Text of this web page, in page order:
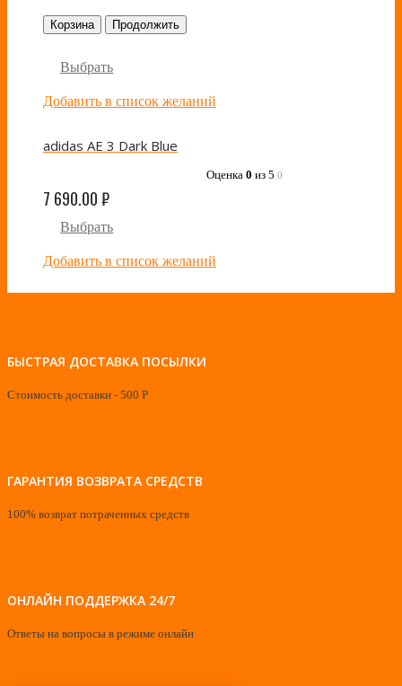
Корзина Продолжить
Выбрать
Добавить в список желаний
adidas AE 3 Dark Blue
Оценка 0 из 5 0
7 690.00₽
Выбрать
Добавить в список желаний
БЫСТРАЯ ДОСТАВКА ПОСЫЛКИ
Стоимость доставки - 500 Р
ГАРАНТИЯ ВОЗВРАТА СРЕДСТВ
100% возврат потраченных средств
ОНЛАЙН ПОДДЕРЖКА 24/7
Ответы на вопросы в режиме онлайн